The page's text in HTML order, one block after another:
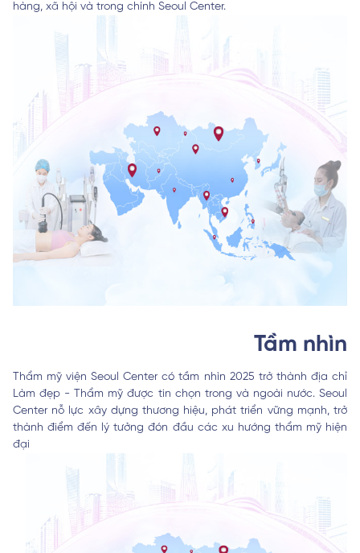
hàng, xã hội và trong chính Seoul Center.
Tầm nhìn
Thẩm mỹ viện Seoul Center có tầm nhìn 2025 trở thành địa chỉ
Làm đẹp - Thẩm mỹ được tin chọn trong và ngoài nước. Seoul
Center nỗ lực xây dựng thương hiệu, phát triển vững mạnh, trở
thành điểm đến lý tưởng đón đầu các xu hướng thẩm mỹ hiện
đại